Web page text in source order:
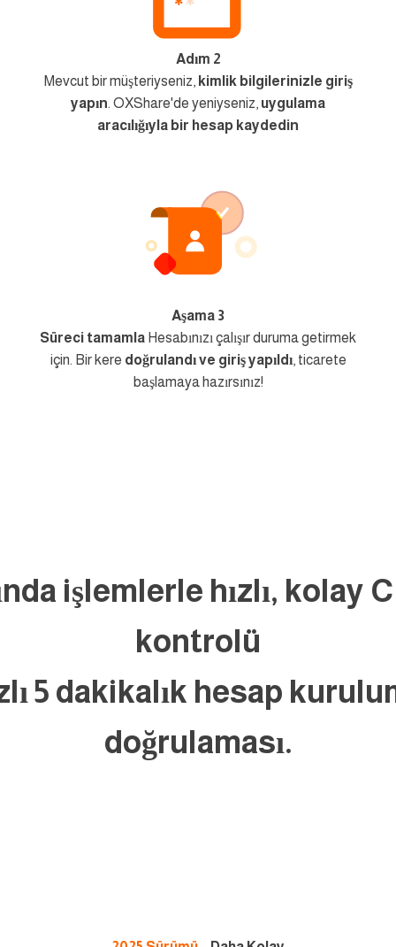
Adım 2
Mevcut bir müşteriyseniz, kimlik bilgilerinizle giriş
yapın. OXShare'de yeniyseniz, uygulama
aracılığıyla bir hesap kaydedin
Aşama 3
Süreci tamamla Hesabınızı çalışır duruma getirmek
için. Bir kere doğrulandı ve giriş yapıldı, ticarete
başlamaya hazırsınız!
işlemlerle hızlı, kolay
kontrolü
5 dakikalık hesap
doğrulaması.